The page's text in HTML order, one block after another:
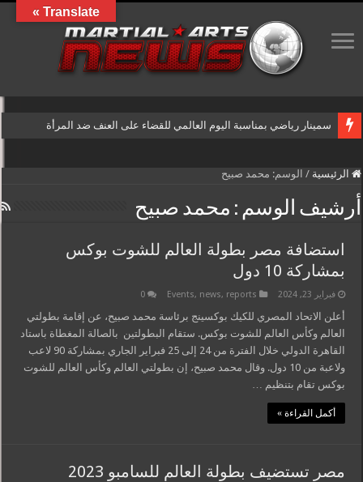
سمينار رياضي بمناسبة اليوم العالمي للقضاء على العنف ضد المرأة
الرئيسية / الوسم: محمد صبيح
أرشيف الوسم : محمد صبيح
استضافة مصر بطولة العالم للشوت بوكس
بمشاركة 10 دول
فبراير 23, 2024 Events, news, reports
0
أعلن الاتحاد المصري للكيك بوكسينج برئاسة محمد صبيح، عن إقامة بطولتي
العالم وكأس العالم للشوت بوكس. ستقام البطولتين بالصالة المغطاة باستاد
القاهرة الدولي خلال الفترة من 24 إلى 25 فبراير الجاري بمشاركة 90 لاعب
ولاعبة من 10 دول. وقال محمد صبيح، إن بطولتي العالم وكأس العالم للشوت
بوكس تقام بتنظيم …
أكمل القراءة »
مصر تستضيف بطولة العالم للسامبو 2023
Translate »